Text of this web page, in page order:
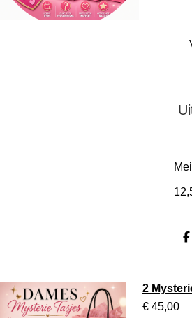
D
n
2
€ 45,00